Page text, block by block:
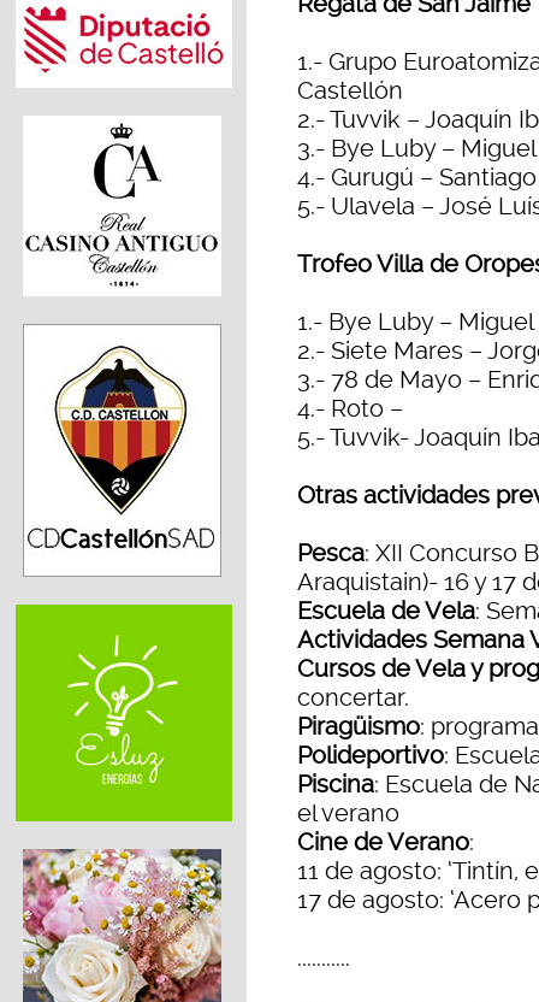
1.- Grupo
Castellón
2.- Tuvvik – Joaquín
3.- Bye Luby –
4.- Gurugú –
5.- Ulavela – José
Trofeo Villa de
1.- Bye Luby –
2.- Siete Mares –
3.- 78 de Mayo –
4.- Roto –
5.- Tuvvik- Joaquín
Otras actividades
Pesca: XII Concurso
Araquistain)- 16 y 17
Escuela de Vela:
Actividades Semana
Cursos de Vela y
concertar.
Piragüismo:
Polideportivo:
Piscina: Escuela de
el verano
Cine de Verano:
11 de agosto: ‘Tintín,
17 de agosto: ‘Acero
...........